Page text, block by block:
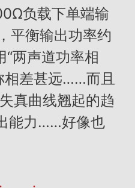
负载下单端输
平衡输出功率约
两声道功率相
相差甚远……而且
真曲线翘起的趋
能力……好像也